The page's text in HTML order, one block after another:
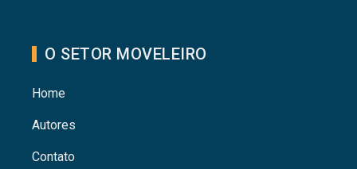
O SETOR MOVELEIRO
Home
Autores
Contato